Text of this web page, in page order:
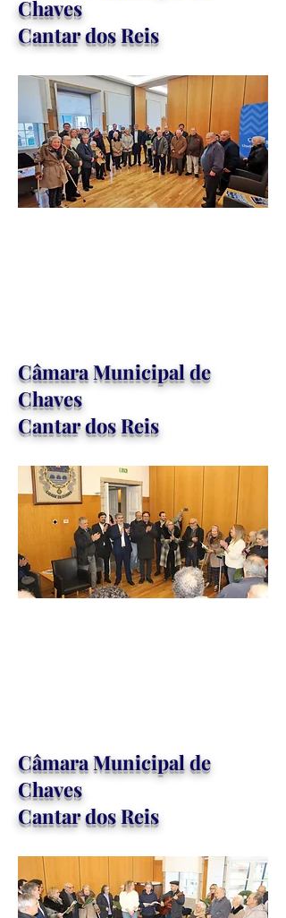
Chaves
Cantar dos Reis
Câmara Municipal de
Chaves
Cantar dos Reis
Câmara Municipal de
Chaves
Cantar dos Reis